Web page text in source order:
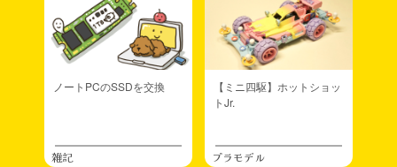
ノートPCのSSDを交換
雑記
【ミニ四駆】ホットショッ
トJr.
プラモデル